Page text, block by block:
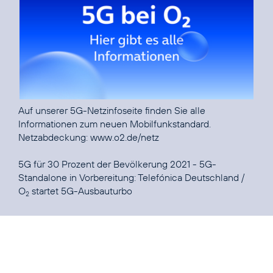
Auf unserer 5G-Netzinfoseite finden Sie alle
Informationen zum neuen Mobilfunkstandard.
Netzabdeckung: www.o2.de/netz
5G für 30 Prozent der Bevölkerung 2021 - 5G-
Standalone in Vorbereitung:Telefónica Deutschland /
O2 startet 5G-Ausbauturbo